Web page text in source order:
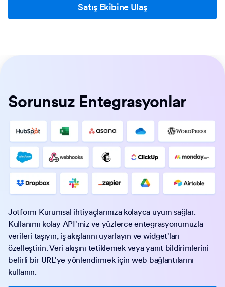
Satış Ekibine Ulaş
Sorunsuz Entegrasyonlar
Jotform Kurumsal ihtiyaçlarınıza kolayca uyum sağlar.
Kullanımı kolay API'miz ve yüzlerce entegrasyonumuzla
verileri taşıyın, iş akışlarını uyarlayın ve widget'ları
özelleştirin. Veri akışını tetiklemek veya yanıt bildirimlerini
belirli bir URL'ye yönlendirmek için web bağlantılarını
kullanın.